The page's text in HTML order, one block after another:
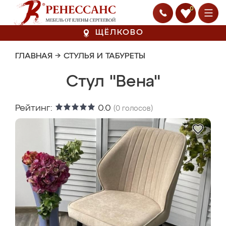
0
ЩЁЛКОВО
ГЛАВНАЯ → СТУЛЬЯ И ТАБУРЕТЫ
Стул "Вена"
Рейтинг: 0.0 (0 голосов)